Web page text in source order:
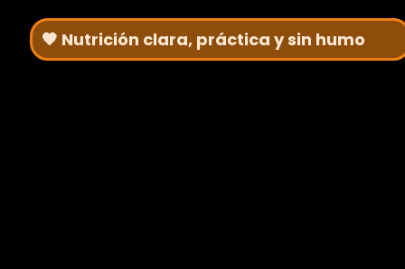
🧡 Nutrición clara, práctica y sin humo